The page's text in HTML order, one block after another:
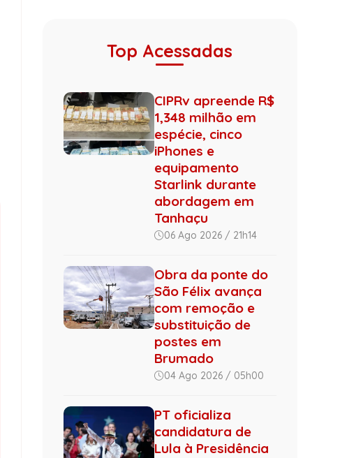
Top Acessadas
CIPRv apreende R$
1,348 milhão em
espécie, cinco
iPhones e
equipamento
Starlink durante
abordagem em
Tanhaçu
06 Ago 2026 / 21h14
Obra da ponte do
São Félix avança
com remoção e
substituição de
postes em
Brumado
04 Ago 2026 / 05h00
PT oficializa
candidatura de
Lula à Presidência